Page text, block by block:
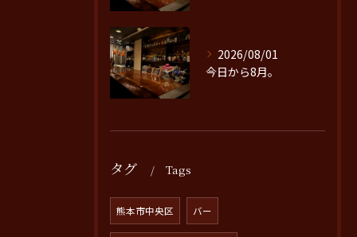
2026/08/01
今日から8月。
タグ Tags
熊本市中央区 バー